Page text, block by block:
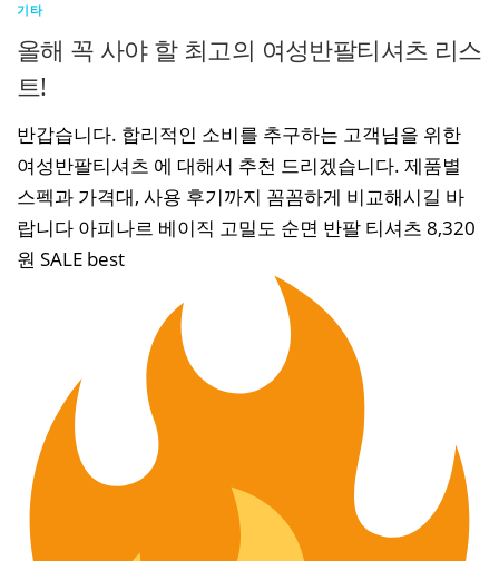
기타
올해 꼭 사야 할 최고의 여성반팔티셔츠 리스
트!
반갑습니다. 합리적인 소비를 추구하는 고객님을 위한
여성반팔티셔츠 에 대해서 추천 드리겠습니다. 제품별
스펙과 가격대, 사용 후기까지 꼼꼼하게 비교해시길 바
랍니다 아피나르 베이직 고밀도 순면 반팔 티셔츠 8,320
원 SALE best